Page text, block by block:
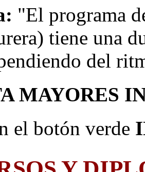
"El programa
tiene una
del
MAYORES
el botón verde